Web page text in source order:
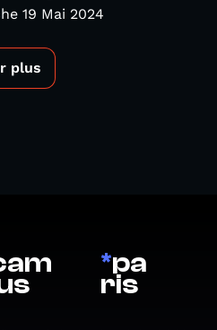
19 Mai 2024
plus
*pa
ris